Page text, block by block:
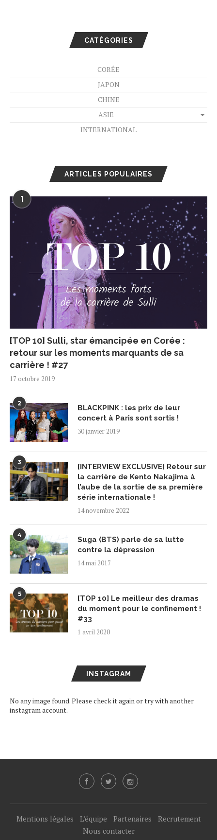
CATÉGORIES
CORÉE
JAPON
CHINE
ASIE
INTERNATIONAL
ARTICLES POPULAIRES
1
[TOP 10] Sulli, star émancipée en Corée :
retour sur les moments marquants de sa
carrière ! #27
17 octobre 2019
2
BLACKPINK : les prix de leur
concert à Paris sont sortis !
30 janvier 2019
3
[INTERVIEW EXCLUSIVE] Retour sur
la carrière de Kento Nakajima à
l’aube de la sortie de sa première
série internationale !
14 novembre 2022
4
Suga (BTS) parle de sa lutte
contre la dépression
14 mai 2017
5
[TOP 10] Le meilleur des dramas
du moment pour le confinement !
#33
1 avril 2020
INSTAGRAM
No any image found. Please check it again or try with another
instagram account.
Mentions légales L’équipe Partenaires
Recrutement
Nous contacter